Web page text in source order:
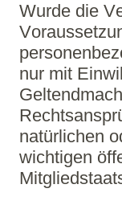
Wurde die
nur mit
natürlichen
wichtigen